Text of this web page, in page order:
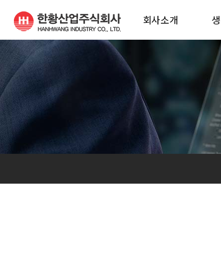
회사소개
진해공장 조직도
밀양공장 조직도
오시는 길